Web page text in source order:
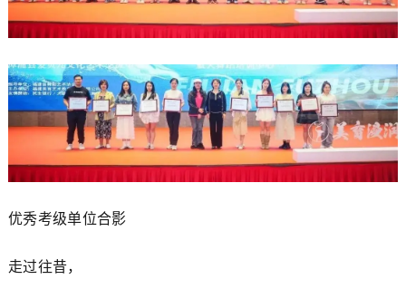
优秀考级单位合影
走过往昔，